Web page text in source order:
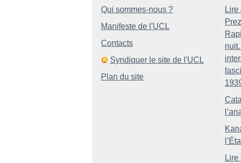
Qui sommes-nous ?
Manifeste de l'UCL
Contacts
Syndiquer le site de l'UCL
Plan du site
Lire